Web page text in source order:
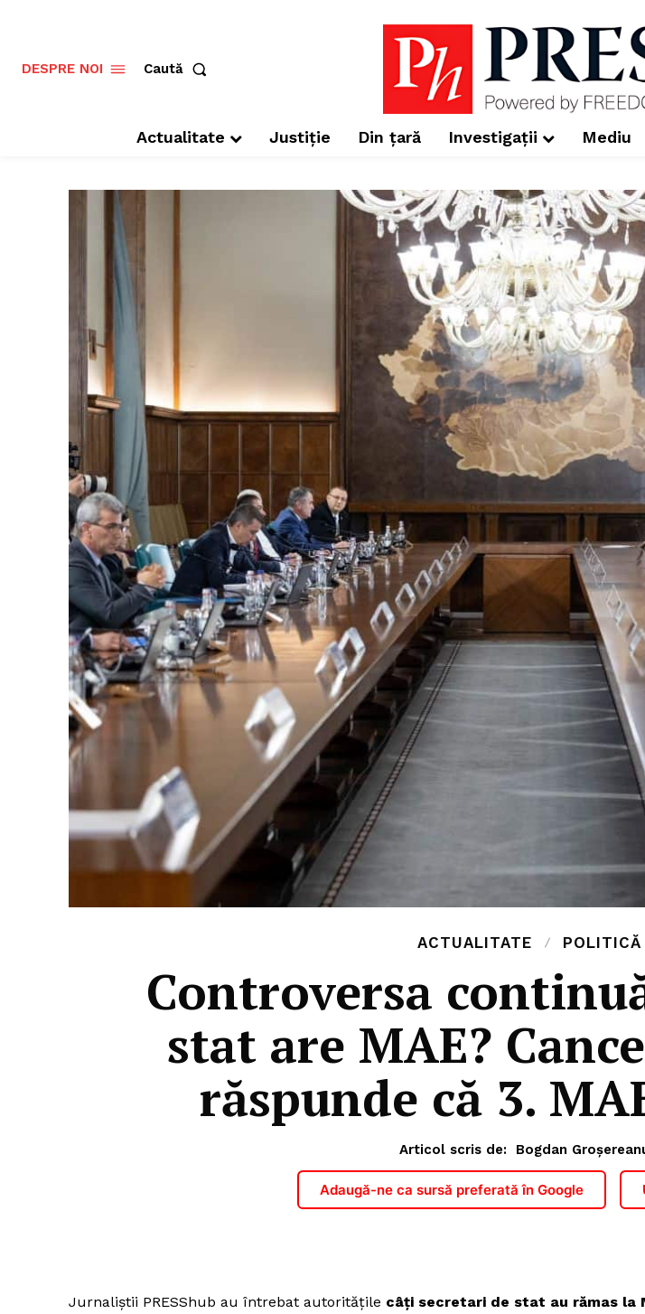
DESPRE NOI Caută
Actualitate Justiție Din țară Investigații Mediu
ACTUALITATE POLITICĂ
Controversa
stat are MAE?
răspunde că 3.
Articol scris de: Bogdan
Adaugă-ne ca sursă preferată în Google
Jurnaliștii PRESShub au întrebat autoritățile câți secretari de stat au rămas la